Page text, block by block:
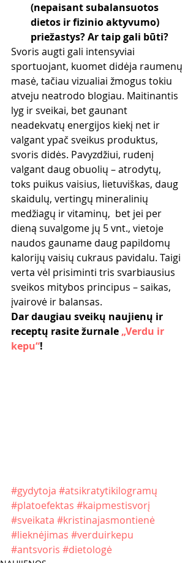
(nepaisant subalansuotos
dietos ir fizinio aktyvumo)
priežastys? Ar taip gali būti?
Svoris augti gali intensyviai
sportuojant, kuomet didėja raumenų
masė, tačiau vizualiai žmogus tokiu
atveju neatrodo blogiau. Maitinantis
lyg ir sveikai, bet gaunant
neadekvatų energijos kiekį net ir
valgant ypač sveikus produktus,
svoris didės. Pavyzdžiui, rudenį
valgant daug obuolių – atrodytų,
toks puikus vaisius, lietuviškas, daug
skaidulų, vertingų mineralinių
medžiagų ir vitaminų,  bet jei per
dieną suvalgome jų 5 vnt., vietoje
naudos gauname daug papildomų
kalorijų vaisių cukraus pavidalu. Taigi
verta vėl prisiminti tris svarbiausius
sveikos mitybos principus – saikas,
įvairovė ir balansas.
Dar daugiau sveikų naujienų ir
receptų rasite žurnale „Verdu ir
kepu“!
#gydytoja #atsikratytikilogramų
#platoefektas #kaipmestisvorį
#sveikata #kristinajasmontienė
#lieknėjimas #verduirkepu
#antsvoris #dietologė